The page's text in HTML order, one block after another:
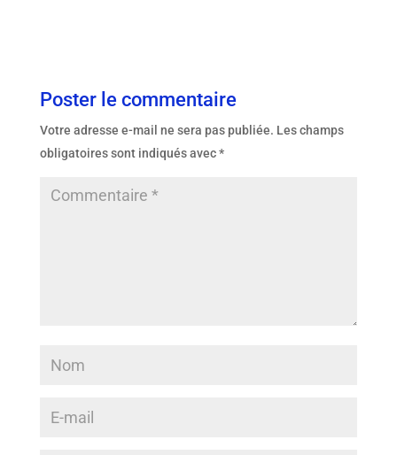
Poster le commentaire
Votre adresse e-mail ne sera pas publiée. Les champs
obligatoires sont indiqués avec*